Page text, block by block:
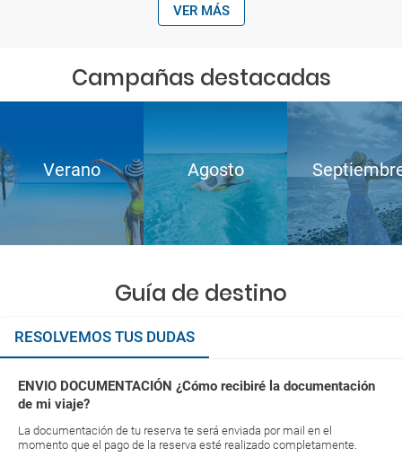
VER MÁS
Campañas destacadas
Verano Agosto
Guía de destino
RESOLVEMOS TUS DUDAS
ENVIO DOCUMENTACIÓN ¿Cómo recibiré la documentación
de mi viaje?
La documentación de tu reserva te será enviada por mail en el
momento que el pago de la reserva esté realizado completamente.